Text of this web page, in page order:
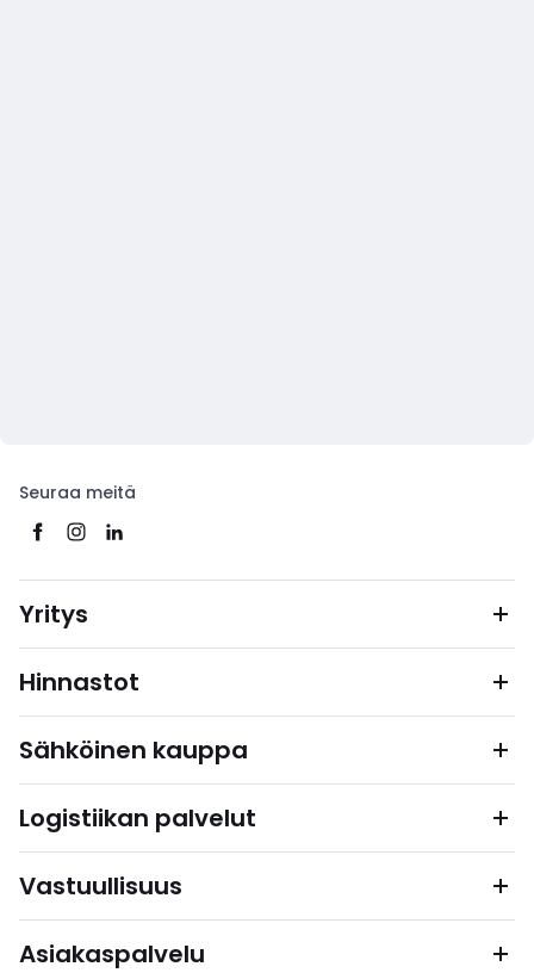
Seuraa meitä
Yritys
Hinnastot
Sähköinen kauppa
Logistiikan palvelut
Vastuullisuus
Asiakaspalvelu